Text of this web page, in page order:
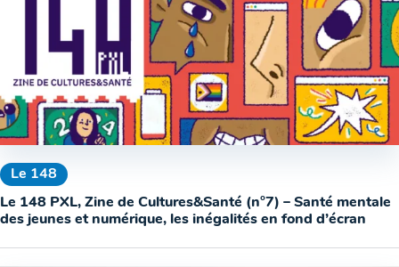
Le 148
Le 148 PXL, Zine de Cultures&Santé (n°7) – Santé mentale
des jeunes et numérique, les inégalités en fond d’écran